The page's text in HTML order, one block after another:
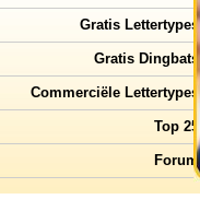
Gratis Lettertypes
Gratis Dingbats
Commerciële Lettertypes
Top 25
Forum